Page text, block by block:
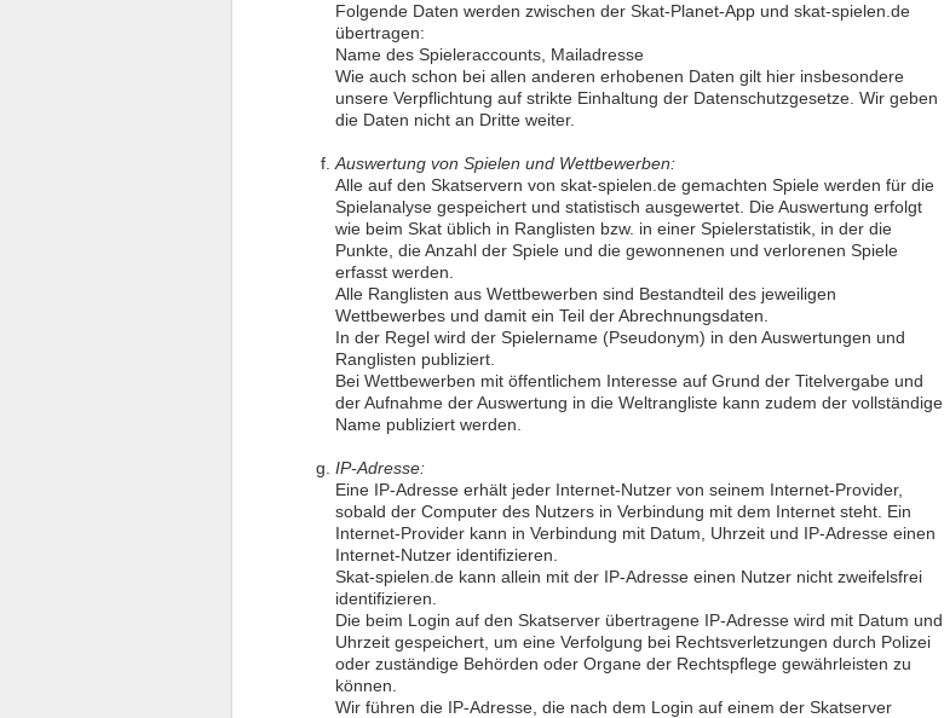
Folgende Daten werden zwischen der Skat-Planet-App und skat-spielen.de
übertragen:
Name des Spieleraccounts, Mailadresse
Wie auch schon bei allen anderen erhobenen Daten gilt hier insbesondere
unsere Verpflichtung auf strikte Einhaltung der Datenschutzgesetze. Wir geben
die Daten nicht an Dritte weiter.
Auswertung von Spielen und Wettbewerben:
Alle auf den Skatservern von skat-spielen.de gemachten Spiele werden für die
Spielanalyse gespeichert und statistisch ausgewertet. Die Auswertung erfolgt
wie beim Skat üblich in Ranglisten bzw. in einer Spielerstatistik, in der die
Punkte, die Anzahl der Spiele und die gewonnenen und verlorenen Spiele
erfasst werden.
Alle Ranglisten aus Wettbewerben sind Bestandteil des jeweiligen
Wettbewerbes und damit ein Teil der Abrechnungsdaten.
In der Regel wird der Spielername (Pseudonym) in den Auswertungen und
Ranglisten publiziert.
Bei Wettbewerben mit öffentlichem Interesse auf Grund der Titelvergabe und
der Aufnahme der Auswertung in die Weltrangliste kann zudem der vollständige
Name publiziert werden.
IP-Adresse:
Eine IP-Adresse erhält jeder Internet-Nutzer von seinem Internet-Provider,
sobald der Computer des Nutzers in Verbindung mit dem Internet steht. Ein
Internet-Provider kann in Verbindung mit Datum, Uhrzeit und IP-Adresse einen
Internet-Nutzer identifizieren.
Skat-spielen.de kann allein mit der IP-Adresse einen Nutzer nicht zweifelsfrei
identifizieren.
Die beim Login auf den Skatserver übertragene IP-Adresse wird mit Datum und
Uhrzeit gespeichert, um eine Verfolgung bei Rechtsverletzungen durch Polizei
oder zuständige Behörden oder Organe der Rechtspflege gewährleisten zu
können.
Wir führen die IP-Adresse, die nach dem Login auf einem der Skatserver